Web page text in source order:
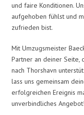
und faire Konditionen.
aufgehoben fühlst und
zufrieden bist.
Mit Umzugsmeister
Partner an deiner Seite,
nach Thorshavn
lass uns gemeinsam
erfolgreichen Ereignis
unverbindliches Angebot!